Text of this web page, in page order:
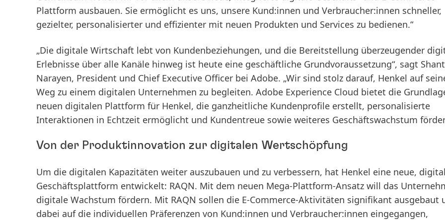
Plattform ausbauen. Sie ermöglicht es uns, unsere Kund:innen und Verbraucher:innen schneller,
gezielter, personalisierter und effizienter mit neuen Produkten und Services zu bedienen.“
„Die digitale Wirtschaft lebt von Kundenbeziehungen, und die Bereitstellung überzeugender
Erlebnisse über alle Kanäle hinweg ist heute eine geschäftliche Grundvoraussetzung“, sagt
Narayen, President und Chief Executive Officer bei Adobe. „Wir sind stolz darauf, Henkel auf
Weg zu einem digitalen Unternehmen zu begleiten. Adobe Experience Cloud bietet die
neuen digitalen Plattform für Henkel, die ganzheitliche Kundenprofile erstellt, personalisierte
Interaktionen in Echtzeit ermöglicht und Kundentreue sowie weiteres Geschäftswachstum
Von der Produktinnovation zur digitalen Wertschöpfung
Um die digitalen Kapazitäten weiter auszubauen und zu verbessern, hat Henkel eine neue,
Geschäftsplattform entwickelt: RAQN. Mit dem neuen Mega-Plattform-Ansatz will das
digitale Wachstum fördern. Mit RAQN sollen die E-Commerce-Aktivitäten signifikant ausgebaut
dabei auf die individuellen Präferenzen von Kund:innen und Verbraucher:innen eingegangen,